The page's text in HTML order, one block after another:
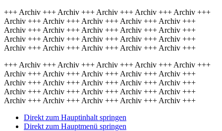
+++ Archiv +++ Archiv +++ Archiv +++ Archiv +++ Archiv +++
Archiv +++ Archiv +++ Archiv +++ Archiv +++ Archiv +++
Archiv +++ Archiv +++ Archiv +++ Archiv +++ Archiv +++
Archiv +++ Archiv +++ Archiv +++ Archiv +++ Archiv +++
Archiv +++ Archiv +++ Archiv +++ Archiv +++ Archiv +++
+++ Archiv +++ Archiv +++ Archiv +++ Archiv +++ Archiv +++
Archiv +++ Archiv +++ Archiv +++ Archiv +++ Archiv +++
Archiv +++ Archiv +++ Archiv +++ Archiv +++ Archiv +++
Archiv +++ Archiv +++ Archiv +++ Archiv +++ Archiv +++
Archiv +++ Archiv +++ Archiv +++ Archiv +++ Archiv +++
Direkt zum Hauptinhalt springen
Direkt zum Hauptmenü springen